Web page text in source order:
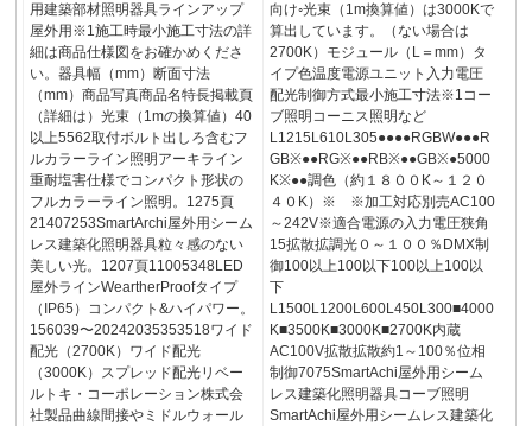
用建築部材照明器具ラインアップ
屋外用※1施工時最小施工寸法の詳
細は商品仕様図をお確かめくださ
い。器具幅（mm）断面寸法
（mm）商品写真商品名特長掲載頁
（詳細は）光束（1mの換算値）40
以上5562取付ボルト出しろ含むフ
ルカラーライン照明アーキライン
重耐塩害仕様でコンパクト形状の
フルカラーライン照明。1275頁
21407253SmartArchi屋外用シーム
レス建築化照明器具粒々感のない
美しい光。1207頁11005348LED
屋外ラインWeartherProofタイプ
（IP65）コンパクト&ハイパワー。
156039〜20242035353518ワイド
配光（2700K）ワイド配光
（3000K）スプレッド配光リベー
ルトキ・コーポレーション株式会
社製品曲線間接やミドルウォール
向け◦光束（1m換算値）は3000Kで
算出しています。（ない場合は
2700K）モジュール（L＝mm）タ
イプ色温度電源ユニット入力電圧
配光制御方式最小施工寸法※1コー
ブ照明コーニス照明など
L1215L610L305●●●●RGBW●●●R
GB※●●RG※●●RB※●●GB※●5000
K※●●調色（約１８００K～１２０
４０K）※ ※加工対応別売AC100
～242V※適合電源の入力電圧狭角
15拡散拡調光０～１００％DMX制
御100以上100以下100以上100以
下
L1500L1200L600L450L300■4000
K■3500K■3000K■2700K内蔵
AC100V拡散拡散約1～100％位相
制御7075SmartAchi屋外用シーム
レス建築化照明器具コーブ照明
SmartAchi屋外用シームレス建築化